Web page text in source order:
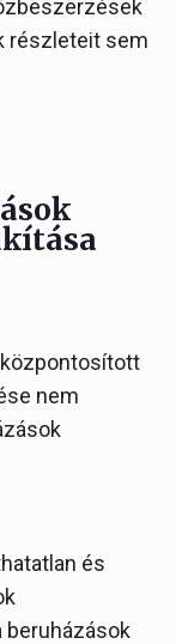
részleteit sem
központosított
nem
és
beruházások